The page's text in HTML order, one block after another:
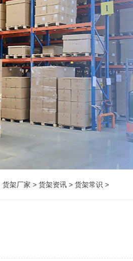
货架厂家 > 货架资讯 > 货架常识 >